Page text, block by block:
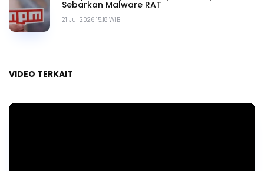
21 Jul 2026 15.18 WIB
Sebarkan Malware RAT
VIDEO TERKAIT